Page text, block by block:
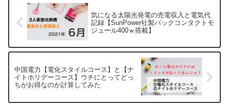
気になる太陽光発電の売電収入と電気代
記録【SunPower社製バックコンタクトモ
ジュール400ｗ搭載】
中国電力【電化スタイルコース】と【ナ
イトホリデーコース】ウチにとってどっ
ちがお得なのか計算してみた